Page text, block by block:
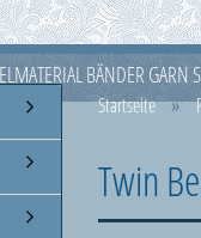
BÄNDER GARN
SILBER 925ER
Startseite »
Twin